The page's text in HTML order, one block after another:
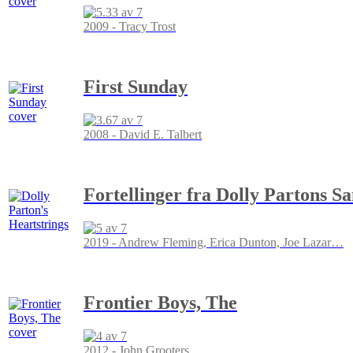
2009 - Tracy Trost
First Sunday
2008 - David E. Talbert
Fortellinger fra Dolly Partons
2019 - Andrew Fleming, Erica Dunton, Joe Lazar…
Frontier Boys, The
2012 - John Grooters